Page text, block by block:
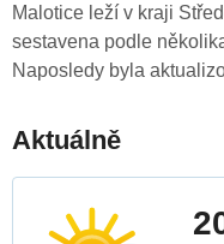
Malotice leží v kraji
sestavena podle
Naposledy byla
Aktuálně